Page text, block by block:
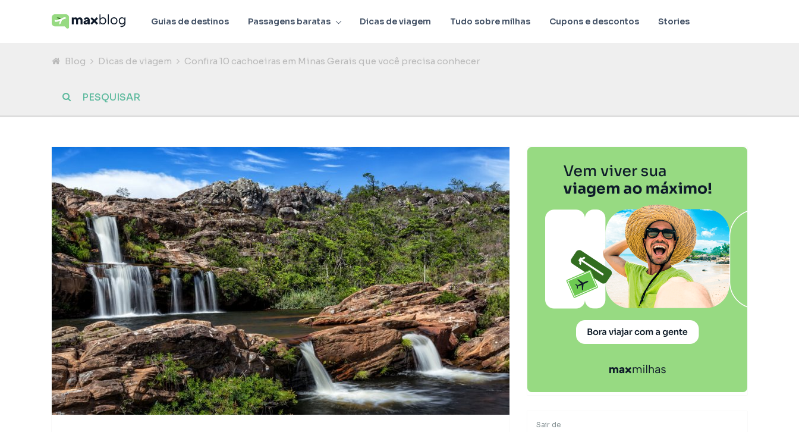
Guias de destinos Passagens baratas Dicas de viagem Tudo sobre milhas Cupons e descontos Stories
Blog Dicas de viagem Confira 10 cachoeiras em Minas Gerais que você precisa conhecer
Sair de